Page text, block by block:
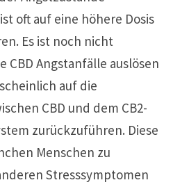
oft auf eine höhere Dosis
Es ist noch nicht
Angstanfälle auslösen
auf die
CBD und dem CB2-
zurückzuführen. Diese
Menschen zu
Stresssymptomen